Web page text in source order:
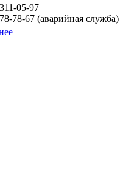
311-05-97
78-67 (аварийная служба)